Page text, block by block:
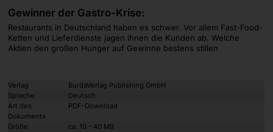
Gewinner der Gastro-Krise:
Restaurants in Deutschland haben es schwer. Vor allem Fast-Food-
Ketten und Lieferdienste jagen ihnen die Kunden ab. Welche
Aktien den großen Hunger auf Gewinne bestens stillen
Verlag
BurdaVerlag Publishing GmbH
Sprache
Deutsch
Art des
Dokuments
PDF-Download
Größe
ca. 10 - 40 MB